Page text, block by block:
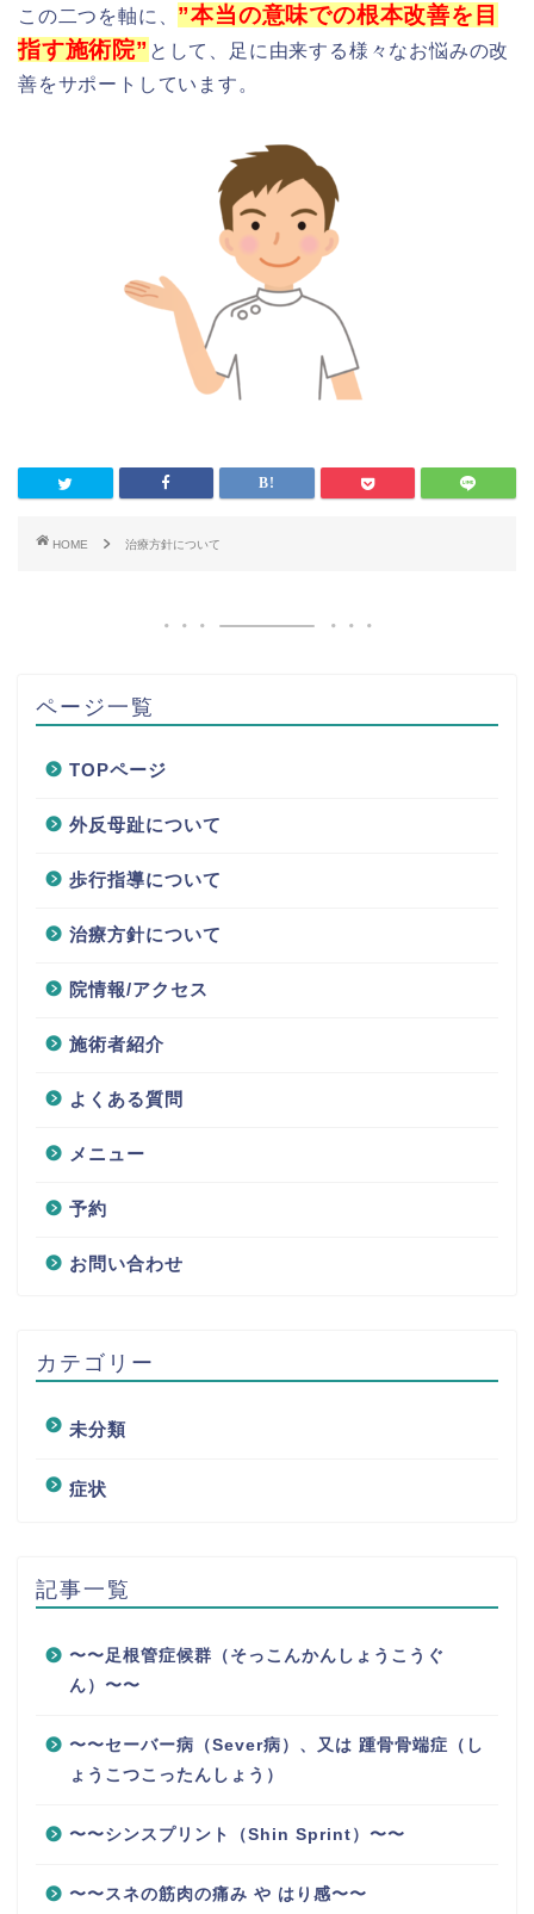
この二つを軸に、 ”本当の意味での根本改善を目
指す施術院” として、足に由来する様々なお悩みの改
善をサポートしています。
HOME 治療方針について
ページ一覧
TOPページ
外反母趾について
歩行指導について
治療方針について
院情報/アクセス
施術者紹介
よくある質問
メニュー
予約
お問い合わせ
カテゴリー
未分類
症状
記事一覧
〜〜足根管症候群（そっこんかんしょうこうぐ
ん）〜〜
〜〜セーバー病（Sever病）、又は 踵骨骨端症（し
ょうこつこったんしょう）
〜〜シンスプリント（Shin Sprint）〜〜
〜〜スネの筋肉の痛み や はり感〜〜